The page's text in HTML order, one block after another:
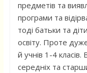
предметів та
програми та
тоді батьки та
освіту. Проте
й учнів 1-4
середніх та